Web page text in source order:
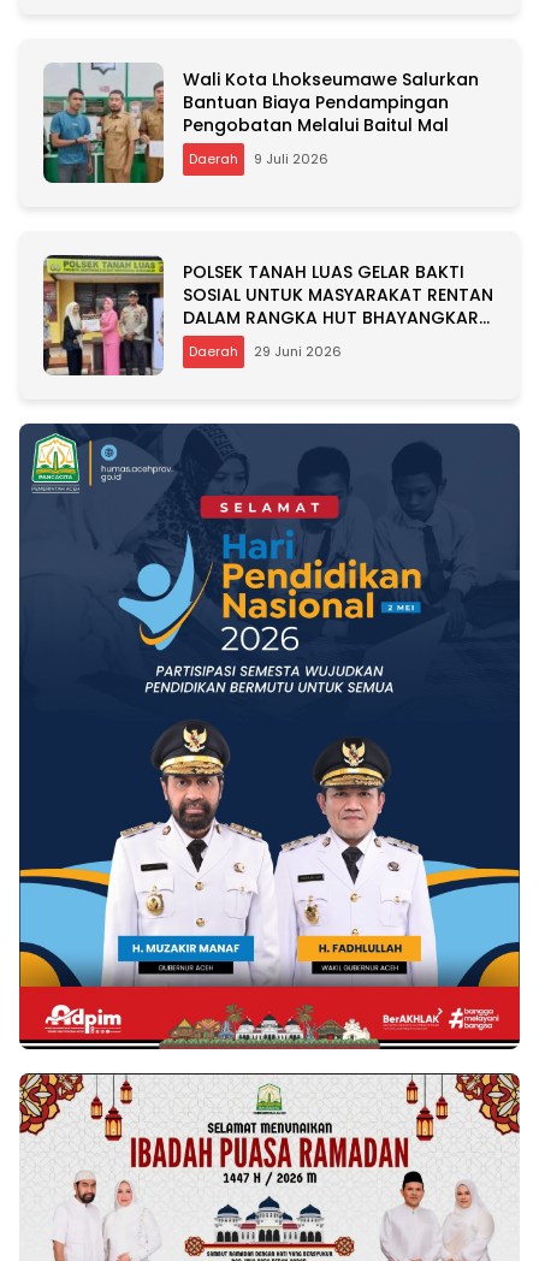
Wali Kota Lhokseumawe Salurkan
Bantuan Biaya Pendampingan
Pengobatan Melalui Baitul Mal
Daerah 9 Juli 2026
POLSEK TANAH LUAS GELAR BAKTI
SOSIAL UNTUK MASYARAKAT RENTAN
DALAM RANGKA HUT BHAYANGKARA
KE-80
Daerah 29 Juni 2026